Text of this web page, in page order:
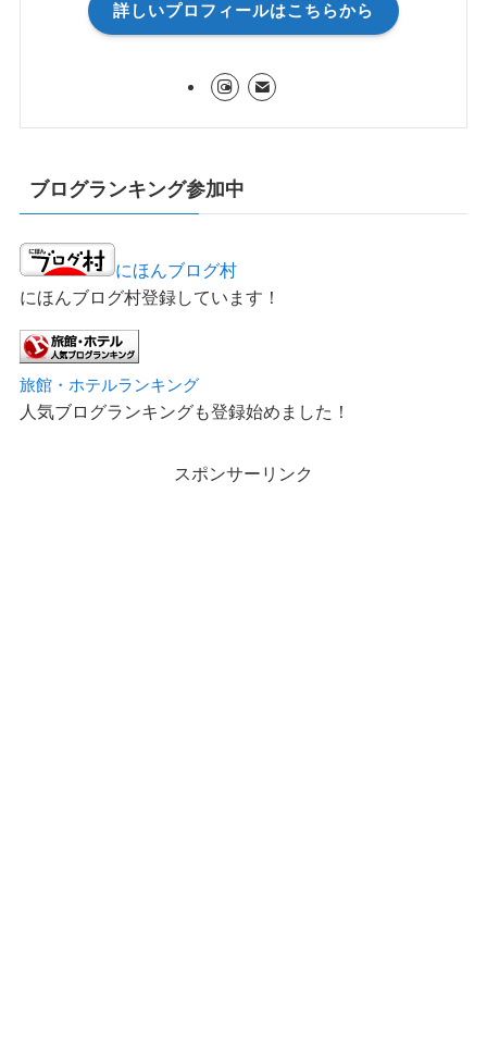
詳しいプロフィールはこちらから
ブログランキング参加中
にほんブログ村
にほんブログ村登録しています！
旅館・ホテルランキング
人気ブログランキングも登録始めました！
スポンサーリンク